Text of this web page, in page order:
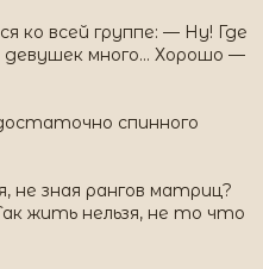
ко всей группе: — Ну! Где
девушек много... Хорошо —
спинного
зная рангов матриц?
жить нельзя, не то что